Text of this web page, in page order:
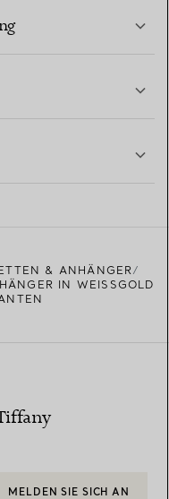
& ANHÄNGER
IN WEISSGOLD M
MELDEN SIE SICH AN